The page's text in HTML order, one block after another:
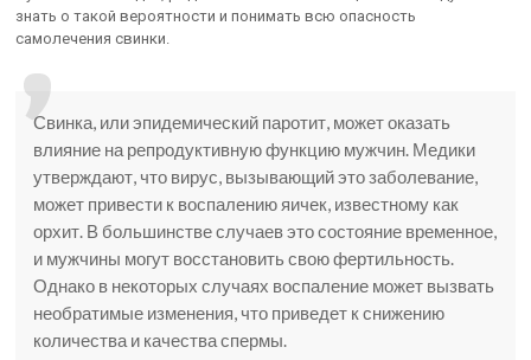
знать о такой вероятности и понимать всю опасность
самолечения свинки.
Свинка, или эпидемический паротит, может оказать
влияние на репродуктивную функцию мужчин. Медики
утверждают, что вирус, вызывающий это заболевание,
может привести к воспалению яичек, известному как
орхит. В большинстве случаев это состояние временное,
и мужчины могут восстановить свою фертильность.
Однако в некоторых случаях воспаление может вызвать
необратимые изменения, что приведет к снижению
количества и качества спермы.